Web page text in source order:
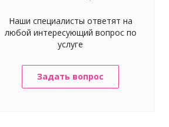
Наши специалисты ответят на
любой интересующий вопрос по
услуге
Задать вопрос